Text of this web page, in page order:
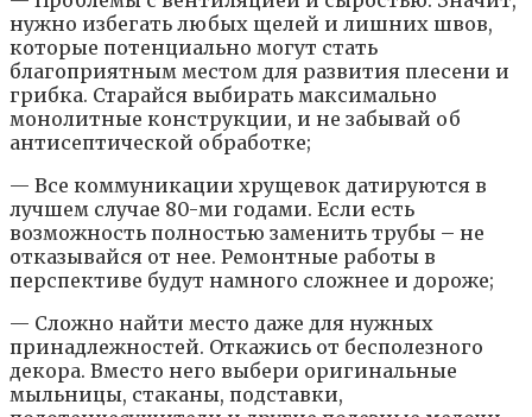
нужно избегать любых щелей и лишних швов,
которые потенциально могут стать
благоприятным местом для развития плесени и
грибка. Старайся выбирать максимально
монолитные конструкции, и не забывай об
антисептической обработке;
— Все коммуникации хрущевок датируются в
лучшем случае 80-ми годами. Если есть
возможность полностью заменить трубы – не
отказывайся от нее. Ремонтные работы в
перспективе будут намного сложнее и дороже;
— Сложно найти место даже для нужных
принадлежностей. Откажись от бесполезного
декора. Вместо него выбери оригинальные
мыльницы, стаканы, подставки,